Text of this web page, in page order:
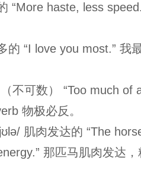
“More haste, less
的 “I love you most.” 我
不可数） “Too much of
物极必反。
肌肉发达的 “The
那匹马肌肉发达